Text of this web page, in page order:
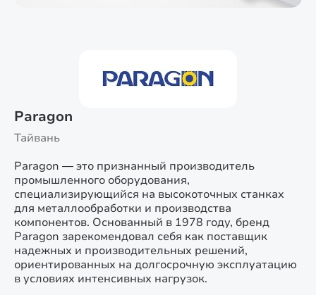
Paragon
Тайвань
Paragon — это признанный производитель
промышленного оборудования,
специализирующийся на высокоточных станках
для металлообработки и производства
компонентов. Основанный в 1978 году, бренд
Paragon зарекомендовал себя как поставщик
надежных и производительных решений,
ориентированных на долгосрочную эксплуатацию
в условиях интенсивных нагрузок.